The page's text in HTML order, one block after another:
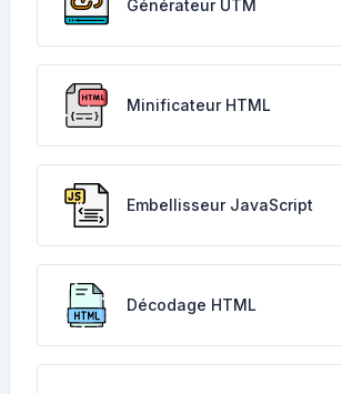
Générateur UTM
Minificateur HTML
Embellisseur JavaScript
Décodage HTML